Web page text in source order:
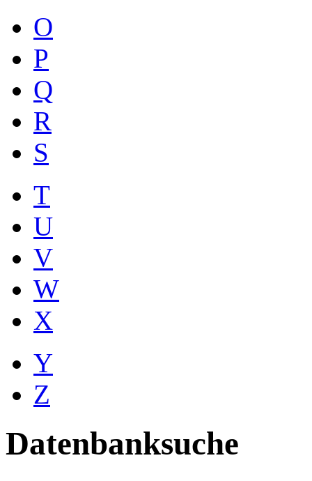
O
P
Q
R
S
T
U
V
W
X
Y
Z
Datenbanksuche